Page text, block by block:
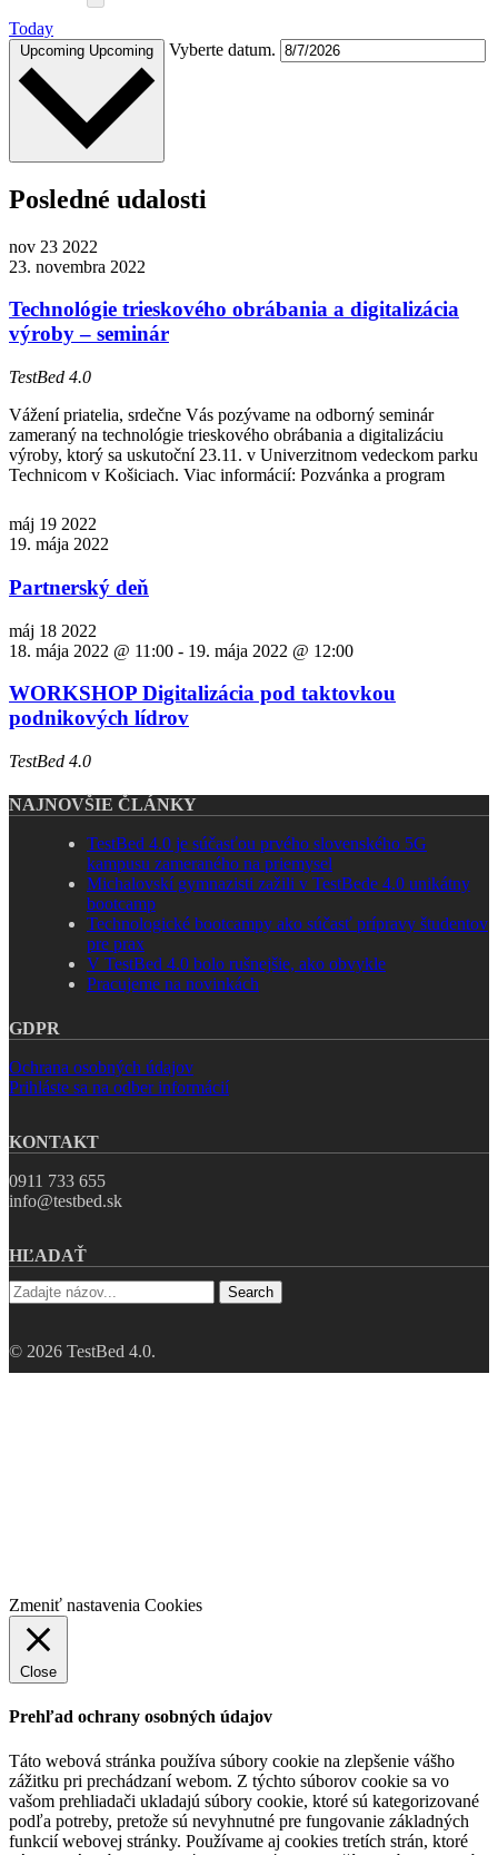
Today
Upcoming Upcoming Vyberte datum.
Posledné udalosti
nov 23 2022
23. novembra 2022
Technológie trieskového obrábania a digitalizácia
výroby – seminár
TestBed 4.0
Vážení priatelia, srdečne Vás pozývame na odborný seminár
zameraný na technológie trieskového obrábania a digitalizáciu
výroby, ktorý sa uskutoční 23.11. v Univerzitnom vedeckom parku
Technicom v Košiciach. Viac informácií: Pozvánka a program
máj 19 2022
19. mája 2022
Partnerský deň
máj 18 2022
18. mája 2022 @ 11:00 - 19. mája 2022 @ 12:00
WORKSHOP Digitalizácia pod taktovkou
podnikových lídrov
TestBed 4.0
NAJNOVŠIE ČLÁNKY
TestBed 4.0 je súčasťou prvého slovenského 5G
kampusu zameraného na priemysel
Michalovskí gymnazisti zažili v TestBede 4.0 unikátny
bootcamp
Technologické bootcampy ako súčasť prípravy študentov
pre prax
V TestBed 4.0 bolo rušnejšie, ako obvykle
Pracujeme na novinkách
GDPR
Ochrana osobných údajov
Prihláste sa na odber informácií
KONTAKT
0911 733 655
info@testbed.sk
HĽADAŤ
Search
© 2026 TestBed 4.0.
Zmeniť nastavenia Cookies
Close
Prehľad ochrany osobných údajov
Táto webová stránka používa súbory cookie na zlepšenie vášho
zážitku pri prechádzaní webom. Z týchto súborov cookie sa vo
vašom prehliadači ukladajú súbory cookie, ktoré sú kategorizované
podľa potreby, pretože sú nevyhnutné pre fungovanie základných
funkcií webovej stránky. Používame aj cookies tretích strán, ktoré